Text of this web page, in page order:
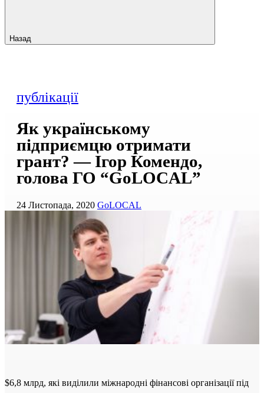
Назад
публікації
Як українському
підприємцю отримати
грант? — Ігор Комендо,
голова ГО “GoLOCAL”
24 Листопада, 2020 GoLOCAL
$6,8 млрд, які виділили міжнародні фінансові організації під